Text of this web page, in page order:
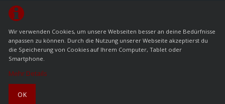
Wir verwenden Cookies, um unsere Webseiten besser an deine Bedürfnisse
anpassen zu können. Durch die Nutzung unserer Webseite akzeptierst du
die Speicherung von Cookies auf Ihrem Computer, Tablet oder
Smartphone.
Mehr Details
OK